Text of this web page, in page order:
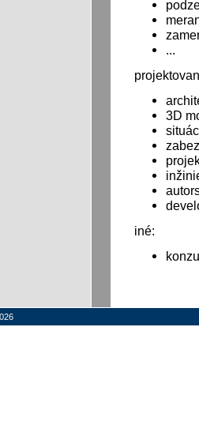
...
3D
iné: